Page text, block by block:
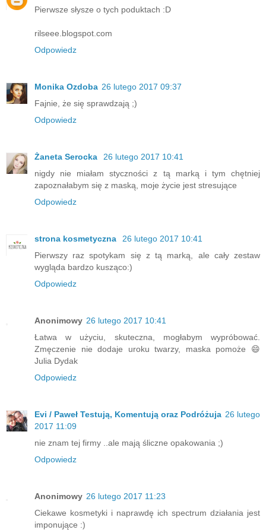
Pierwsze słysze o tych poduktach :D
rilseee.blogspot.com
Odpowiedz
Monika Ozdoba 26 lutego 2017 09:37
Fajnie, że się sprawdzają ;)
Odpowiedz
Żaneta Serocka
26 lutego 2017 10:41
nigdy nie miałam styczności z tą marką i tym chętniej
zapoznałabym się z maską, moje życie jest stresujące
Odpowiedz
strona kosmetyczna
26 lutego 2017 10:41
Pierwszy raz spotykam się z tą marką, ale cały zestaw
wygląda bardzo kusząco:)
Odpowiedz
Anonimowy 26 lutego 2017 10:41
Łatwa w użyciu, skuteczna, mogłabym wypróbować.
Zmęczenie nie dodaje uroku twarzy, maska pomoże 😄
Julia Dydak
Odpowiedz
Evi / Paweł Testują, Komentują oraz Podróżuja 26 lutego
2017 11:09
nie znam tej firmy ..ale mają śliczne opakowania ;)
Odpowiedz
Anonimowy 26 lutego 2017 11:23
Ciekawe kosmetyki i naprawdę ich spectrum działania jest
imponujące :)